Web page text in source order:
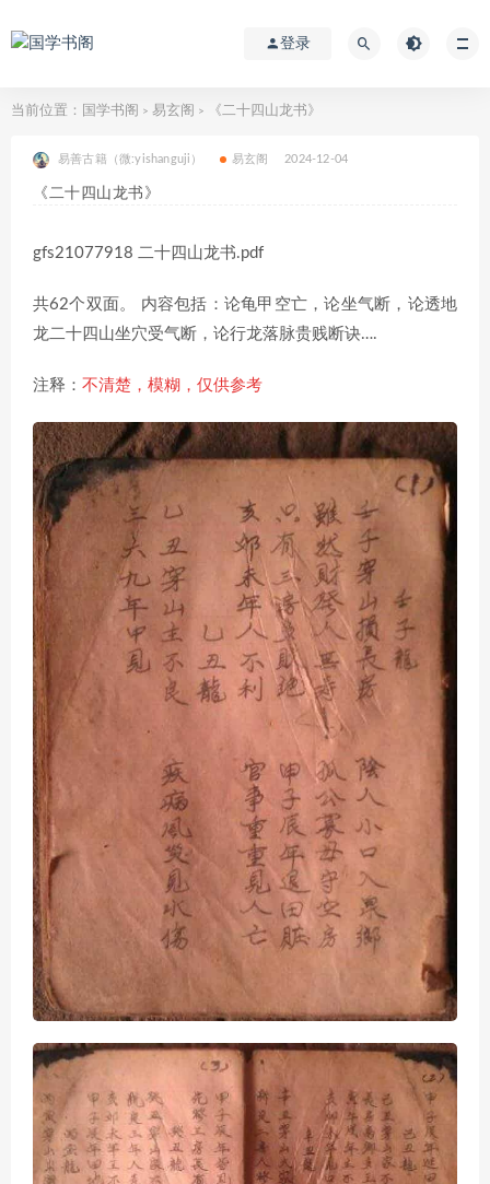
登录
当前位置： 国学书阁 > 易玄阁 > 《二十四山龙书》
易善古籍（微:yishanguji） 易玄阁 2024-12-04
《二十四山龙书》
gfs21077918 二十四山龙书.pdf
共62个双面。 内容包括：论龟甲空亡，论坐气断，论透地
龙二十四山坐穴受气断，论行龙落脉贵贱断诀….
注释： 不清楚，模糊，仅供参考